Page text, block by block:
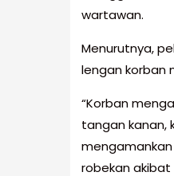
wartawan.
Menurutnya,
lengan korban
“Korban
tangan kanan,
robekan akibat